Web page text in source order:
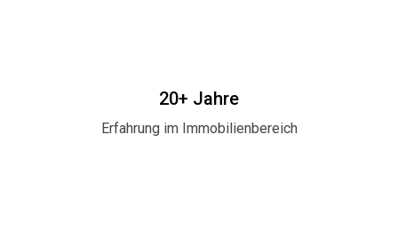
20+ Jahre
Erfahrung im Immobilienbereich